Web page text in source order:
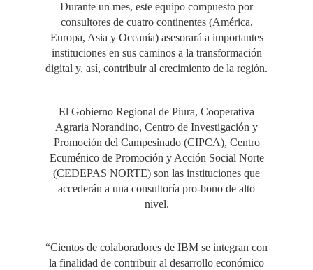
Durante un mes, este equipo compuesto por
consultores de cuatro continentes (América,
Europa, Asia y Oceanía) asesorará a importantes
instituciones en sus caminos a la transformación
digital y, así, contribuir al crecimiento de la región.
El Gobierno Regional de Piura, Cooperativa
Agraria Norandino, Centro de Investigación y
Promoción del Campesinado (CIPCA), Centro
Ecuménico de Promoción y Acción Social Norte
(CEDEPAS NORTE) son las instituciones que
accederán a una consultoría pro-bono de alto
nivel.
“Cientos de colaboradores de IBM se integran con
la finalidad de contribuir al desarrollo económico